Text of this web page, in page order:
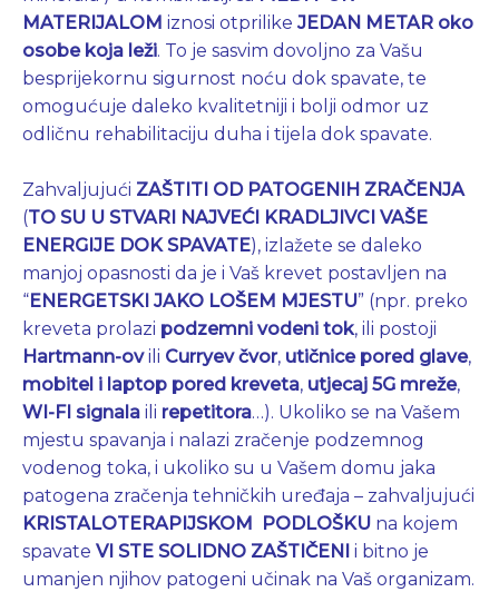
MATERIJALOM iznosi otprilike JEDAN METAR oko
osobe koja leži. To je sasvim dovoljno za Vašu
besprijekornu sigurnost noću dok spavate, te
omogućuje daleko kvalitetniji i bolji odmor uz
odličnu rehabilitaciju duha i tijela dok spavate.
Zahvaljujući ZAŠTITI OD PATOGENIH ZRAČENJA
(TO SU U STVARI NAJVEĆI KRADLJIVCI VAŠE
ENERGIJE DOK SPAVATE), izlažete se daleko
manjoj opasnosti da je i Vaš krevet postavljen na
“ENERGETSKI JAKO LOŠEM MJESTU” (npr. preko
kreveta prolazi podzemni vodeni tok, ili postoji
Hartmann-ovili Curryev čvor, utičnice pored glave,
mobitel i laptop pored kreveta, utjecaj 5G mreže,
WI-FI signala ili repetitora…). Ukoliko se na Vašem
mjestu spavanja i nalazi zračenje podzemnog
vodenog toka, i ukoliko su u Vašem domu jaka
patogena zračenja tehničkih uređaja – zahvaljujući
KRISTALOTERAPIJSKOM PODLOŠKU na kojem
spavate VI STE SOLIDNO ZAŠTIČENI i bitno je
umanjen njihov patogeni učinak na Vaš organizam.